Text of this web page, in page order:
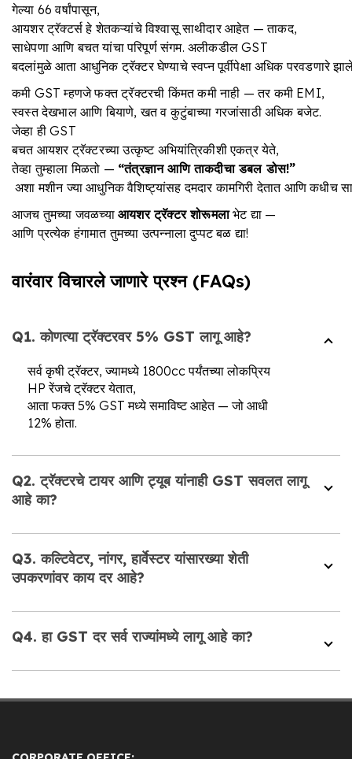
गेल्या 66 वर्षांपासून,
आयशर ट्रॅक्टर्स हे शेतकऱ्यांचे विश्वासू साथीदार आहेत — ताकद,
साधेपणा आणि बचत यांचा परिपूर्ण संगम. अलीकडील GST
बदलांमुळे आता आधुनिक ट्रॅक्टर घेण्याचे स्वप्न पूर्वीपेक्षा अधिक परवडणारे
कमी GST म्हणजे फक्त ट्रॅक्टरची किंमत कमी नाही — तर कमी EMI,
स्वस्त देखभाल आणि बियाणे, खत व कुटुंबाच्या गरजांसाठी अधिक बजेट.
जेव्हा ही GST
बचत आयशर ट्रॅक्टरच्या उत्कृष्ट अभियांत्रिकीशी एकत्र येते,
तेव्हा तुम्हाला मिळतो — “तंत्रज्ञान आणि ताकदीचा डबल डोस!”
अशा मशीन ज्या आधुनिक वैशिष्ट्यांसह दमदार कामगिरी देतात आणि कधीच
आजच तुमच्या जवळच्या आयशर ट्रॅक्टर शोरूमलाभेट द्या —
आणि प्रत्येक हंगामात तुमच्या उत्पन्नाला दुप्पट बळ द्या!
वारंवार विचारले जाणारे प्रश्न (FAQs)
Q1. कोणत्या ट्रॅक्टरवर 5% GST लागू आहे?
सर्व कृषी ट्रॅक्टर, ज्यामध्ये 1800cc पर्यंतच्या लोकप्रिय
HP रेंजचे ट्रॅक्टर येतात,
आता फक्त 5% GST मध्ये समाविष्ट आहेत — जो आधी
12% होता.
Q2. ट्रॅक्टरचे टायर आणि ट्यूब यांनाही GST सवलत लागू
आहे का?
Q3. कल्टिवेटर, नांगर, हार्वेस्टर यांसारख्या शेती
उपकरणांवर काय दर आहे?
Q4. हा GST दर सर्व राज्यांमध्ये लागू आहे का?